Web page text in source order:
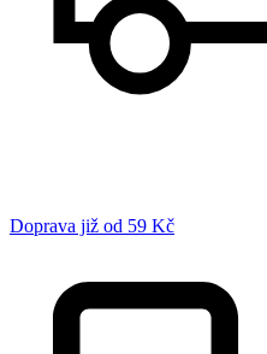
Doprava již od 59 Kč